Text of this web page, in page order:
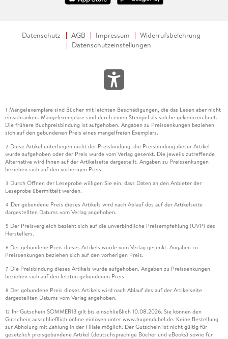
Datenschutz AGB Impressum
Widerrufsbelehrung
Datenschutzeinstellungen
1 Mängelexemplare sind Bücher mit leichten Beschädigungen, die das Lesen aber nicht
einschränken. Mängelexemplare sind durch einen Stempel als solche gekennzeichnet.
Die frühere Buchpreisbindung ist aufgehoben. Angaben zu Preissenkungen beziehen
sich auf den gebundenen Preis eines mangelfreien Exemplars.
2 Diese Artikel unterliegen nicht der Preisbindung, die Preisbindung dieser Artikel
wurde aufgehoben oder der Preis wurde vom Verlag gesenkt. Die jeweils zutreffende
Alternative wird Ihnen auf der Artikelseite dargestellt. Angaben zu Preissenkungen
beziehen sich auf den vorherigen Preis.
3 Durch Öffnen der Leseprobe willigen Sie ein, dass Daten an den Anbieter der
Leseprobe übermittelt werden.
4 Der gebundene Preis dieses Artikels wird nach Ablauf des auf der Artikelseite
dargestellten Datums vom Verlag angehoben.
5 Der Preisvergleich bezieht sich auf die unverbindliche Preisempfehlung (UVP) des
Herstellers.
6 Der gebundene Preis dieses Artikels wurde vom Verlag gesenkt. Angaben zu
Preissenkungen beziehen sich auf den vorherigen Preis.
7 Die Preisbindung dieses Artikels wurde aufgehoben. Angaben zu Preissenkungen
beziehen sich auf den letzten gebundenen Preis.
8 Der gebundene Preis dieses Artikels wird nach Ablauf des auf der Artikelseite
dargestellten Datums vom Verlag angehoben.
12 Ihr Gutschein SOMMER13 gilt bis einschließlich 10.08.2026. Sie können den
Gutschein ausschließlich online einlösen unter www.hugendubel.de. Keine Bestellung
zur Abholung mit Zahlung in der Filiale möglich. Der Gutschein ist nicht gültig für
gesetzlich preisgebundene Artikel (deutschsprachige Bücher und eBooks) sowie für